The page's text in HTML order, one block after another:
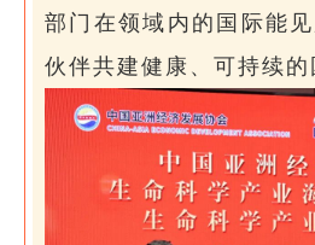
部门在领域内的国际能
伙伴共建健康、可持续的